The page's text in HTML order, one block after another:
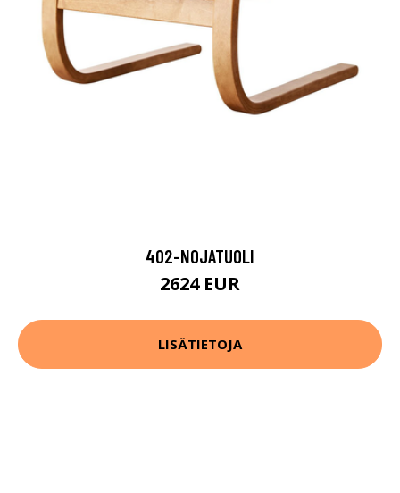
402-NOJATUOLI
2624 EUR
LISÄTIETOJA